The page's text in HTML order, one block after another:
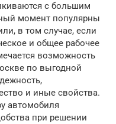
с большим
момент популярны
в том случае, если
и общее рабочее
возможность
по выгодной
и иные свойства.
автомобиля
при решении